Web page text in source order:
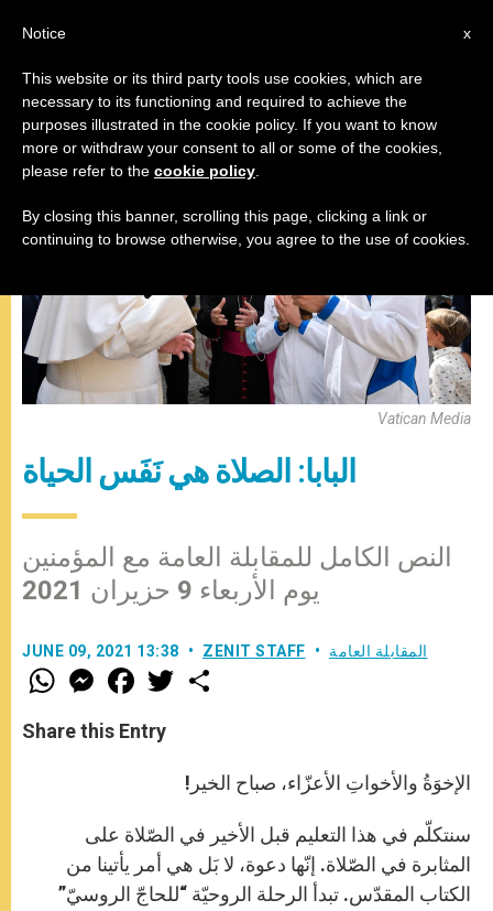
المقابلة العامة
Vatican Media
البابا: الصلاة هي نَفَس الحياة
النص الكامل للمقابلة العامة مع المؤمنين
يوم الأربعاء 9 حزيران 2021
JUNE 09, 2021 13:38 ZENIT STAFF المقابلة العامة
W
h
t
s
M
e
s
e
F
a
e
b
T
w
Share this Entry
الإخوَةُ والأخواتِ الأعزّاء، صباح الخير!
سنتكلّم في هذا التعليم قبل الأخير في الصّلاة على
المثابرة في الصّلاة. إنّها دعوة، لا بَل هي أمر يأتينا من
الكتاب المقدّس. تبدأ الرحلة الروحيّة “للحاجّ الروسيّ”
x
Notice
This website or its third party tools use cookies, which are
necessary to its functioning and required to achieve the
purposes illustrated in the cookie policy. If you want to know
more or withdraw your consent to all or some of the cookies,
please refer to the cookie policy
By closing this banner, scrolling this page, clicking a link or
continuing to browse otherwise, you agree to the use of cookies.